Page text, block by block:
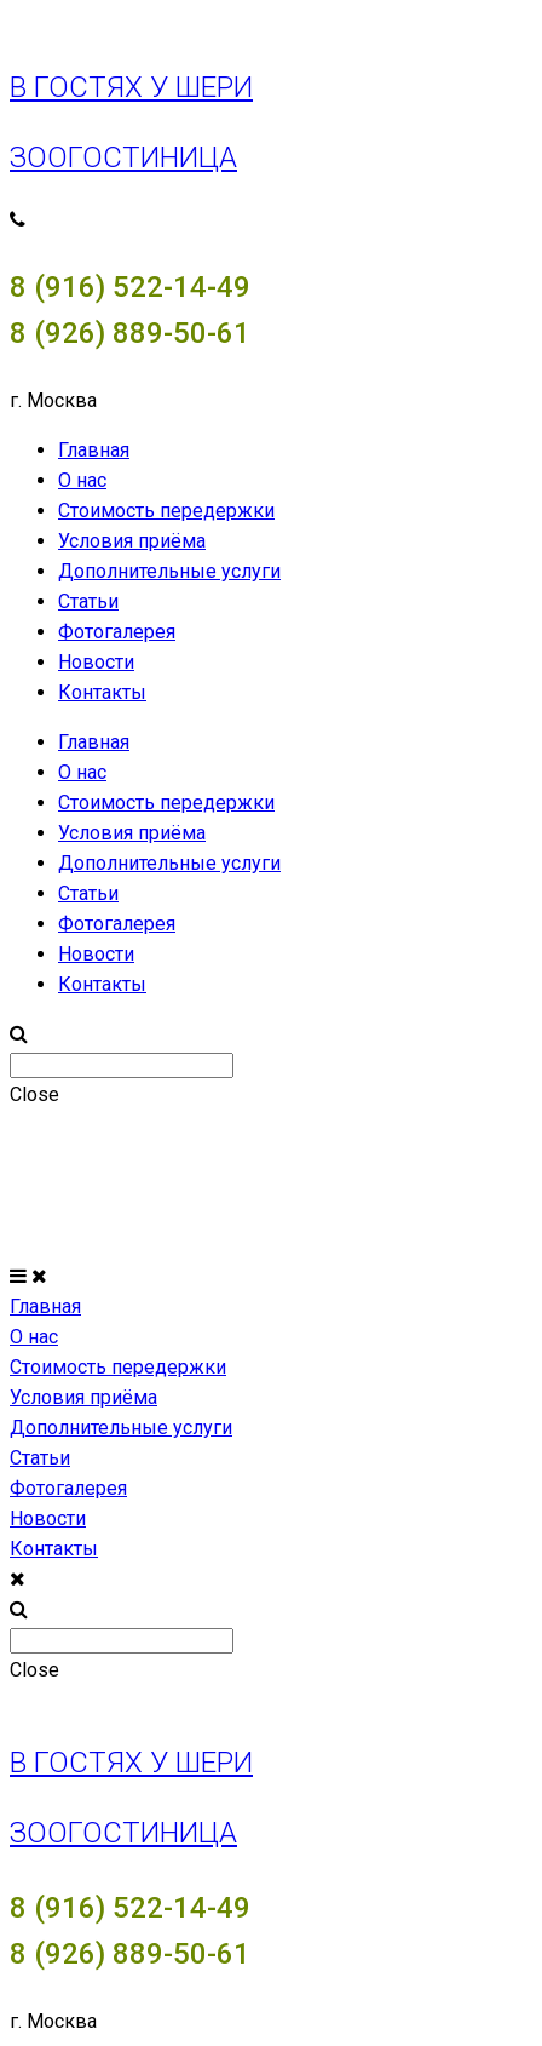
В ГОСТЯХ У ШЕРИ
ЗООГОСТИНИЦА
8 (916) 522-14-49
8 (926) 889-50-61
г. Москва
Главная
О нас
Стоимость передержки
Условия приёма
Дополнительные услуги
Статьи
Фотогалерея
Новости
Контакты
Главная
О нас
Стоимость передержки
Условия приёма
Дополнительные услуги
Статьи
Фотогалерея
Новости
Контакты
Close
Главная
О нас
Стоимость передержки
Условия приёма
Дополнительные услуги
Статьи
Фотогалерея
Новости
Контакты
Close
В ГОСТЯХ У ШЕРИ
ЗООГОСТИНИЦА
8 (916) 522-14-49
8 (926) 889-50-61
г. Москва